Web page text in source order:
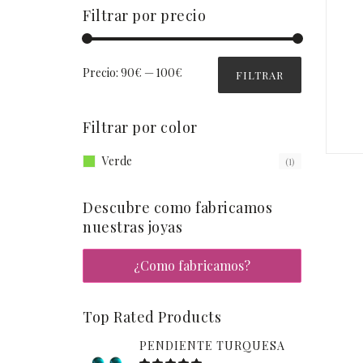
Filtrar por precio
FILTRAR
Precio: 90€ —100€
Filtrar por color
Verde (1)
Descubre como fabricamos
nuestras joyas
¿Como fabricamos?
Top Rated Products
PENDIENTE TURQUESA